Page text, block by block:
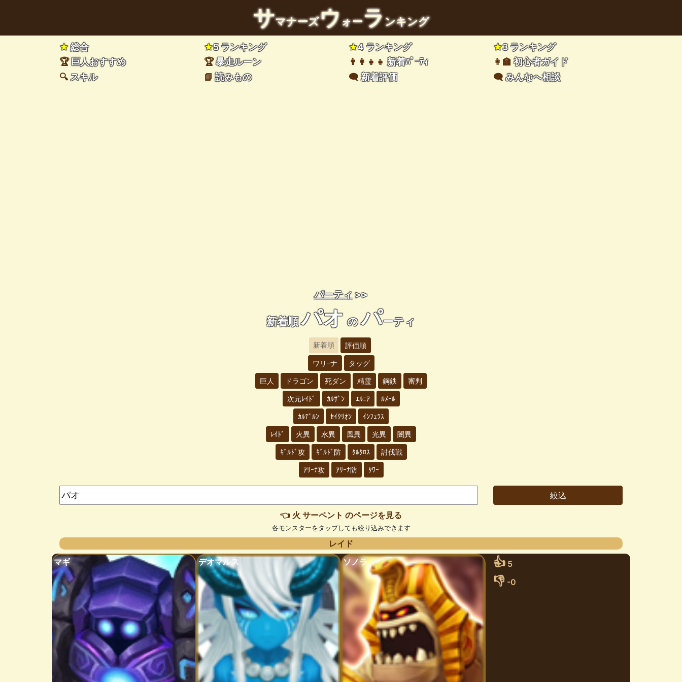
サマナーズウォーランキング
★総合 ★5 ランキング ★4 ランキング ★3 ランキング
🏆 巨人おすすめ 🏆暴走ルーン 👨‍👩‍👧‍👧新着ﾊﾟｰﾃｨ 👩‍🏫初心者ガイド
🔍スキル 📘読みもの 🗨️新着評価 🗨️みんなへ相談
パーティ >>
新着順パオ のパーティ
新着順 評価順
ワリｰナ タッグ
巨人 ドラゴン 死ダン 精霊 鋼鉄 審判
次元ﾚｲﾄﾞ ｶﾙｻﾞﾝ ｴﾙﾆｱ ﾙﾒｰﾙ
ｶﾙﾃﾞﾙﾝ ｾｲｸﾘｵﾝ ｲﾝﾌｪﾗｽ
ﾚｲﾄﾞ 火異 水異 風異 光異 闇異
ｷﾞﾙﾄﾞ攻 ｷﾞﾙﾄﾞ防 ﾀﾙﾀﾛｽ 討伐戦
ｱﾘｰﾅ攻 ｱﾘｰﾅ防 ﾀﾜｰ
👈 火 サーペント のページを見る
各モンスターをタップしても絞り込みできます
レイド
マギ
デオマルス ソノラ 👍 5
👎 -0